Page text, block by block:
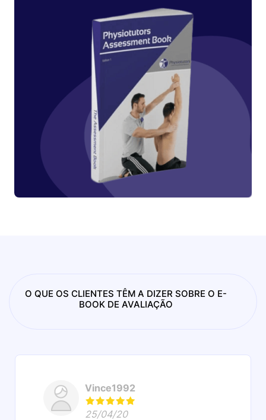
O QUE OS CLIENTES TÊM A DIZER SOBRE O E-
BOOK DE AVALIAÇÃO
Vince1992
25/04/20